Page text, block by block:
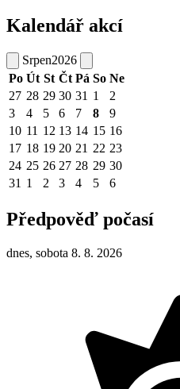
Kalendář akcí
Srpen2026
Po Út St Čt Pá So Ne
27 28 29 30 31 1
2
3
4 5 6 7 8
9
10 11 12 13 14 15 16
17 18 19 20 21 22 23
24 25 26 27 28 29 30
31 1 2 3 4 5 6
Předpověď počasí
dnes, sobota 8. 8. 2026